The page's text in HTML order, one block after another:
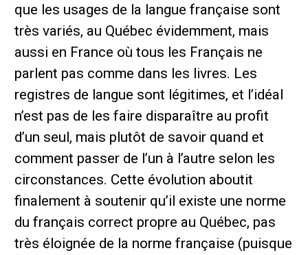
que les usages de la langue française sont
très variés, au Québec évidemment, mais
aussi en France où tous les Français ne
parlent pas comme dans les livres. Les
registres de langue sont légitimes, et l’idéal
n’est pas de les faire disparaître au profit
d’un seul, mais plutôt de savoir quand et
comment passer de l’un à l’autre selon les
circonstances. Cette évolution aboutit
finalement à soutenir qu’il existe une norme
du français correct propre au Québec, pas
très éloignée de la norme française (puisque